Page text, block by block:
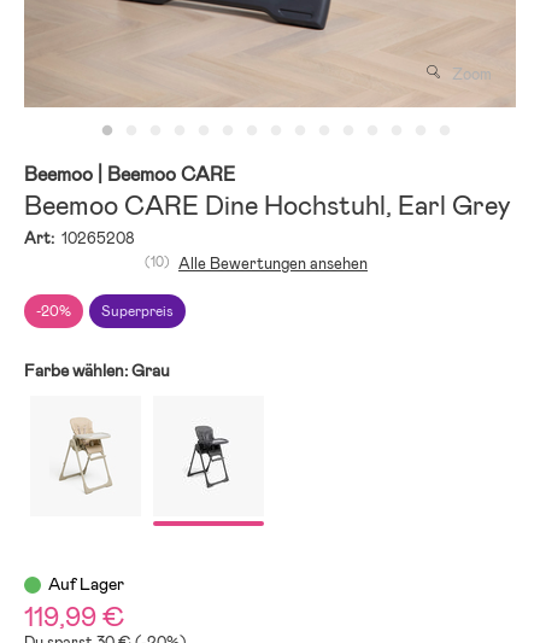
Zoom
Beemoo | Beemoo CARE
Beemoo CARE Dine Hochstuhl, Earl Grey
Art: 10265208
-20% Superpreis
(10) Alle Bewertungen ansehen
Farbe wählen:Grau
Auf Lager
119,99 €